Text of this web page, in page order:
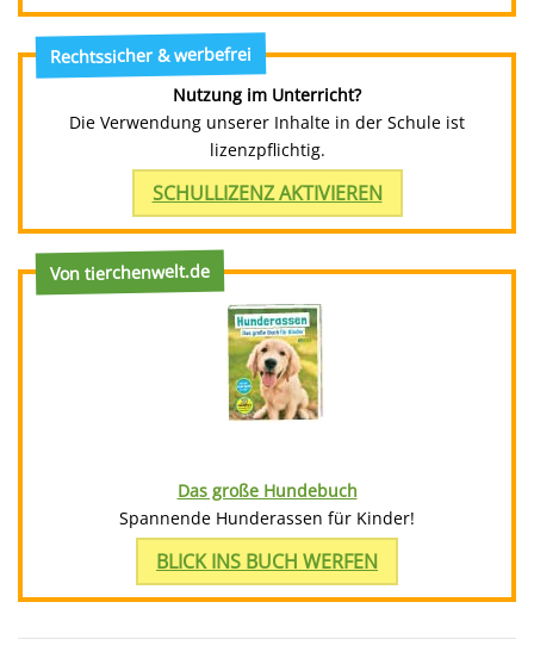
Rechtssicher & werbefrei
Nutzung im Unterricht?
Die Verwendung unserer Inhalte in der Schule ist
lizenzpflichtig.
SCHULLIZENZ AKTIVIEREN
Von tierchenwelt.de
Das große Hundebuch
Spannende Hunderassen für Kinder!
BLICK INS BUCH WERFEN